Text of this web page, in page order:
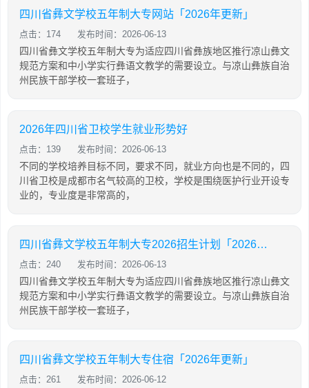
四川省彝文学校五年制大专网站「2026年更新」
点击：174 发布时间：2026-06-13
四川省彝文学校五年制大专为适应四川省彝族地区推行凉山彝文
规范方案和中小学实行彝语文教学的需要设立。与凉山彝族自治
州民族干部学校一套班子，
2026年四川省卫校学生就业形势好
点击：139 发布时间：2026-06-13
不同的学校培养目标不同，要求不同，就业方向也是不同的，四
川省卫校是成都市名气较高的卫校，学校是围绕医护行业开设专
业的，专业度是非常高的，
四川省彝文学校五年制大专2026招生计划「2026年更新」
点击：240 发布时间：2026-06-13
四川省彝文学校五年制大专为适应四川省彝族地区推行凉山彝文
规范方案和中小学实行彝语文教学的需要设立。与凉山彝族自治
州民族干部学校一套班子，
四川省彝文学校五年制大专住宿「2026年更新」
点击：261 发布时间：2026-06-12